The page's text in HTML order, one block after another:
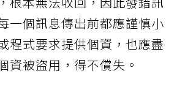
一個訊息傳出前都應謹慎小
程式要求提供個資，也應盡
資被盜用，得不償失。